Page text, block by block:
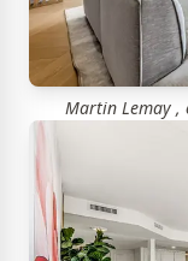
Martin Lemay ,